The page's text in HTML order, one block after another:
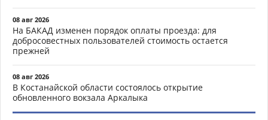
08 авг 2026
На БАКАД изменен порядок оплаты проезда: для
добросовестных пользователей стоимость остается
прежней
08 авг 2026
В Костанайской области состоялось открытие
обновленного вокзала Аркалыка